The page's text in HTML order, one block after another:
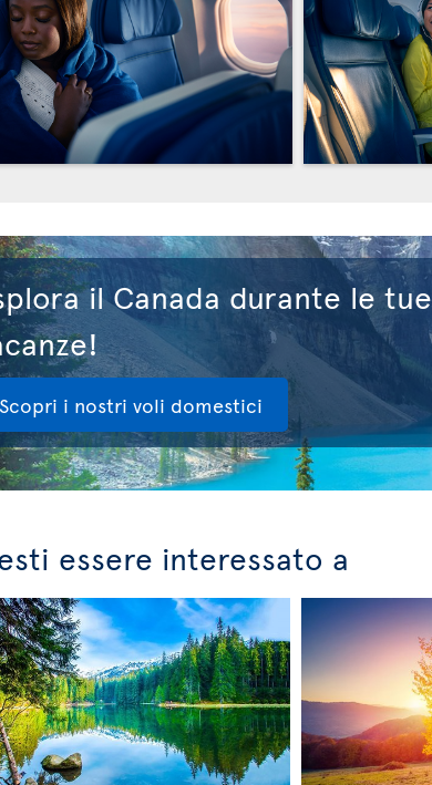
il Canada durante le tue
Scopri i nostri voli domestici
essere interessato a